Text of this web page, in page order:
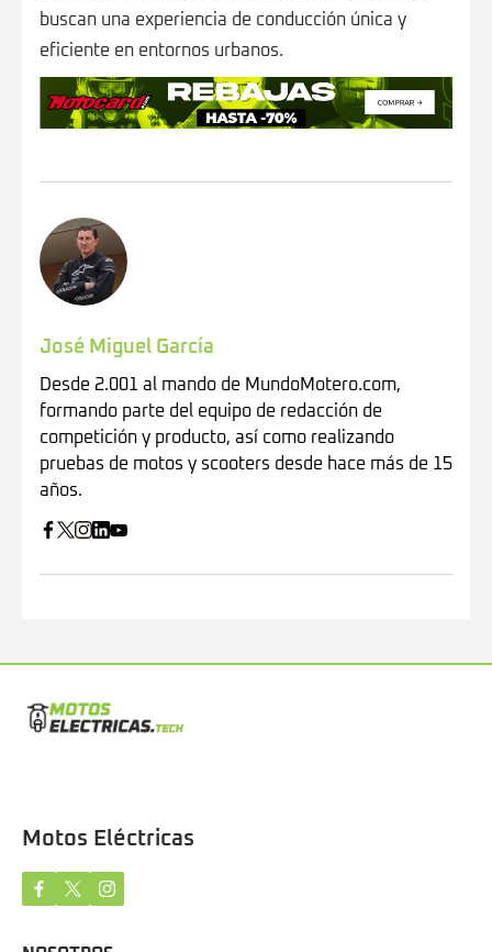
buscan una experiencia de conducción única y
eficiente en entornos urbanos.
José Miguel García
Desde 2.001 al mando de MundoMotero.com,
formando parte del equipo de redacción de
competición y producto, así como realizando
pruebas de motos y scooters desde hace más de 15
años.
Motos Eléctricas